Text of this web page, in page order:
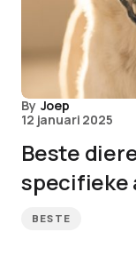
By Joep
12 januari 2025
Beste
specifieke
BESTE